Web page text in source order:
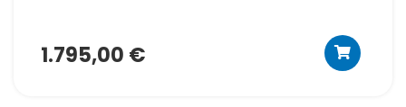
1.795,00 €